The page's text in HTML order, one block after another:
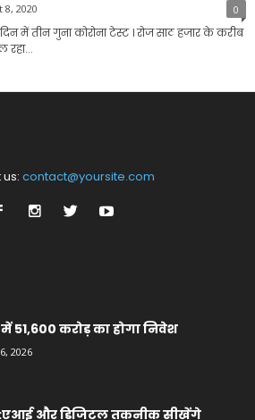
8, 2020 0
में तीन गुना कोरोना टेस्ट । रोज साठ हजार के करीब
रहा...
contact@yoursite.com
में 51,600 करोड़ का होगा निवेश
2026
और डिजिटल तकनीक सीखेंगे